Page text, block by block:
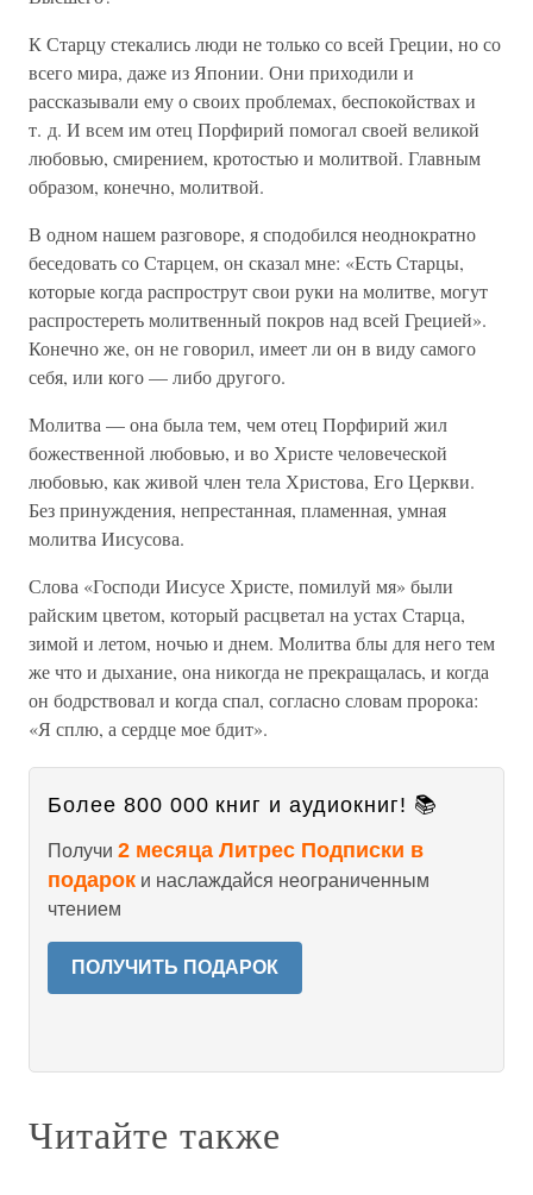
К Старцу стекались люди не только со всей Греции, но со
всего мира, даже из Японии. Они приходили и
рассказывали ему о своих проблемах, беспокойствах и
т. д. И всем им отец Порфирий помогал своей великой
любовью, смирением, кротостью и молитвой. Главным
образом, конечно, молитвой.
В одном нашем разговоре, я сподобился неоднократно
беседовать со Старцем, он сказал мне: «Есть Старцы,
которые когда распрострут свои руки на молитве, могут
распростереть молитвенный покров над всей Грецией».
Конечно же, он не говорил, имеет ли он в виду самого
себя, или кого — либо другого.
Молитва — она была тем, чем отец Порфирий жил
божественной любовью, и во Христе человеческой
любовью, как живой член тела Христова, Его Церкви.
Без принуждения, непрестанная, пламенная, умная
молитва Иисусова.
Слова «Господи Иисусе Христе, помилуй мя» были
райским цветом, который расцветал на устах Старца,
зимой и летом, ночью и днем. Молитва блы для него тем
же что и дыхание, она никогда не прекращалась, и когда
он бодрствовал и когда спал, согласно словам пророка:
«Я сплю, а сердце мое бдит».
Более 800 000 книг и аудиокниг! 📚
Получи 2 месяца Литрес Подписки в
подарок и наслаждайся неограниченным
чтением
ПОЛУЧИТЬ ПОДАРОК
Читайте также